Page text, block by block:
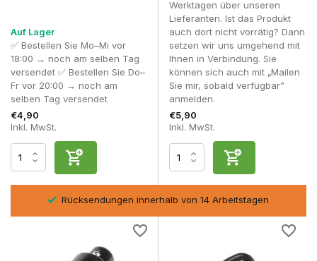
Eine korrekte Positionierung beeinflusst die Tragehöhe und
die Waffenbalance erheblich.
Material und Haltbarkeit
Die meisten Riemenhalterungen sind aus Stahl oder
Aluminium gefertigt, um maximale Festigkeit zu gewährleisten.
Eine präzise Verarbeitung verhindert unerwünschtes Spiel.
QD-Mechanismen müssen leichtgängig einrasten und ohne
übermäßigen Kraftaufwand sicher verriegeln.
Häufig gestellte Fragen
Ein Schnellverschlusssystem, mit dem Sie Ihren Riemen
schnell abnehmen können.
Nur wenn Schienentyp und Befestigung übereinstimmen.
Auf Lager
✅ Bestellen Sie Mo–Mi vor
18:00 → noch am selben Tag
versendet ✅ Bestellen Sie Do–
Fr vor 20:00 → noch am
selben Tag versendet
€4,90
Inkl. MwSt.
Werktagen über unseren
Lieferanten. Ist das Produkt
auch dort nicht vorrätig? Dann
setzen wir uns umgehend mit
Ihnen in Verbindung. Sie
können sich auch mit „Mailen
Sie mir, sobald verfügbar”
anmelden.
€5,90
Inkl. MwSt.
Rücksendungen innerhalb von 14 Arbeitstagen